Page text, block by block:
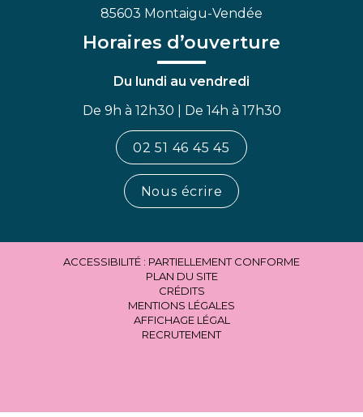
85603 Montaigu-Vendée
Horaires d’ouverture
Du lundi au vendredi
De 9h à 12h30 | De 14h à 17h30
02 51 46 45 45
Nous écrire
ACCESSIBILITÉ : PARTIELLEMENT CONFORME
PLAN DU SITE
CRÉDITS
MENTIONS LÉGALES
AFFICHAGE LÉGAL
RECRUTEMENT